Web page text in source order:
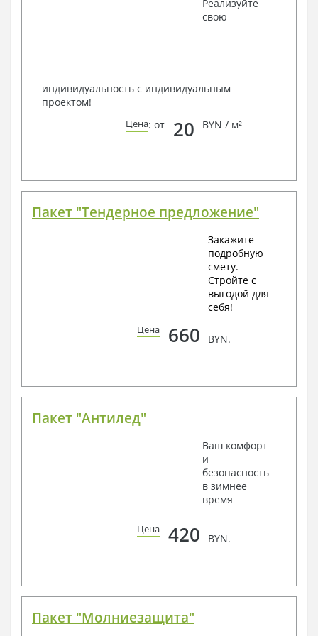
наших специалистов, Вы можете любым
Реализуйте
свою
индивидуальность с индивидуальным
проектом!
Цена: от 20 BYN / м²
Пакет "Тендерное предложение"
Закажите
подробную
смету.
Стройте с
выгодой для
себя!
Цена 660 BYN.
Пакет "Антилед"
Ваш комфорт
и
безопасность
в зимнее
время
Цена 420 BYN.
Пакет "Молниезащита"